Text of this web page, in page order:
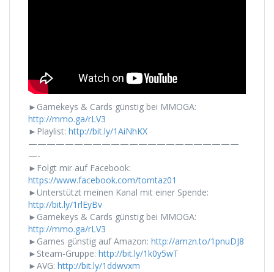
►Gamekeys & Cards günstig bei MMOGA:
http://mmo.ga/rLV3
►Playlist: http://bit.ly/1AiNhKX
———————————————————————
—-
►Folgt mir auf Facebook:
https://www.facebook.com/tomtaz01
►Unterstützt meinen Kanal mit einer Spende:
http://bit.ly/1rlEyBv
►Gamekeys & Cards günstig bei MMOGA:
http://mmo.ga/rLV3
►Games günstig auf Amazon: http://amzn.to/1pnuDJ8
►Steam-Gruppe: http://bit.ly/1k0y5wT
►AVG: http://bit.ly/1ddwvxm